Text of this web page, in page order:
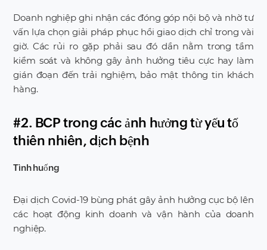
Doanh nghiệp ghi nhận các đóng góp nội bộ và nhờ tư
vấn lựa chọn giải pháp phục hồi giao dịch chỉ trong vài
giờ. Các rủi ro gặp phải sau đó dần nằm trong tầm
kiểm soát và không gây ảnh hưởng tiêu cực hay làm
gián đoạn đến trải nghiệm, bảo mật thông tin khách
hàng.
#2. BCP trong các ảnh hưởng từ yếu tố
thiên nhiên, dịch bệnh
Tình huống
Đại dịch Covid-19 bùng phát gây ảnh hưởng cục bộ lên
các hoạt động kinh doanh và vận hành của doanh
nghiệp.